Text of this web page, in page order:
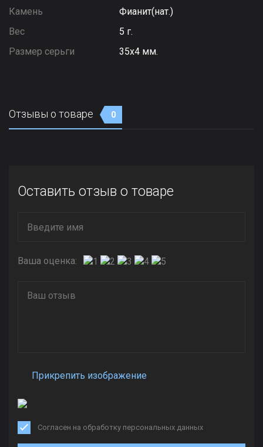
Камень
Фианит(нат.)
Вес
5 г.
Размер серьги
35х4 мм.
Отзывы о товаре 0
Оставить отзыв о товаре
Ваша оценка:
Прикрепить изображение
Согласен на обработку персональных данных